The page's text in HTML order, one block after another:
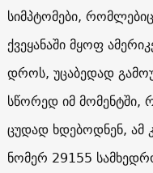
სიმპტომები,
ქვეყანაში მყოფ
დროს, უცაბედად
სწორედ იმ მომენტში,
ცუდად ხდებოდნენ, ამ
ნომერ 29155